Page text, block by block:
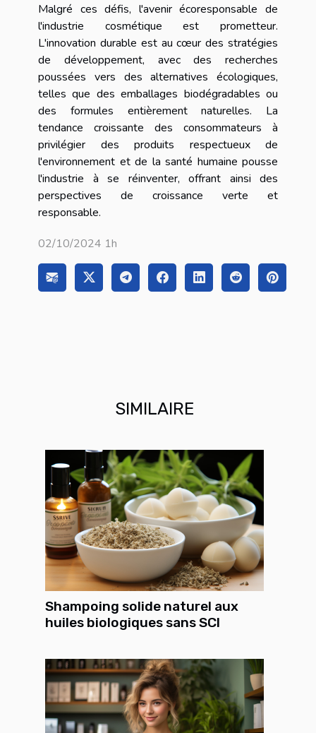
Malgré ces défis, l'avenir écoresponsable de
l'industrie cosmétique est prometteur.
L'innovation durable est au cœur des stratégies
de développement, avec des recherches
poussées vers des alternatives écologiques,
telles que des emballages biodégradables ou
des formules entièrement naturelles. La
tendance croissante des consommateurs à
privilégier des produits respectueux de
l'environnement et de la santé humaine pousse
l'industrie à se réinventer, offrant ainsi des
perspectives de croissance verte et
responsable.
02/10/2024 1h
SIMILAIRE
Shampoing solide naturel aux
huiles biologiques sans SCI